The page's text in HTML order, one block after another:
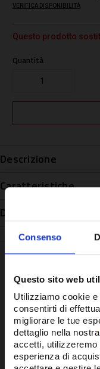
Consenso
Questo sito web
Utilizziamo cookie
consentirti di
migliorare le tue
dettaglio nella nostra
accetti,
esperienza di
VERIFICA DISPONIBILITÀ
Questo prodotto
Quantità
Descrizione
Caratteristiche
Disponibilità